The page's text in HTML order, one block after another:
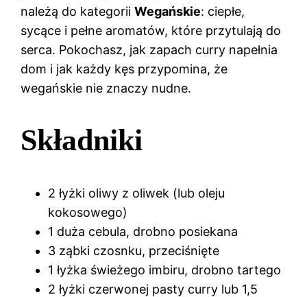
należą do kategoriiWegańskie: ciepłe,
sycące i pełne aromatów, które przytulają do
serca. Pokochasz, jak zapach curry napełnia
dom i jak każdy kęs przypomina, że
wegańskie nie znaczy nudne.
Składniki
2 łyżki oliwy z oliwek (lub oleju
kokosowego)
1 duża cebula, drobno posiekana
3 ząbki czosnku, przeciśnięte
1 łyżka świeżego imbiru, drobno tartego
2 łyżki czerwonej pasty curry lub 1,5